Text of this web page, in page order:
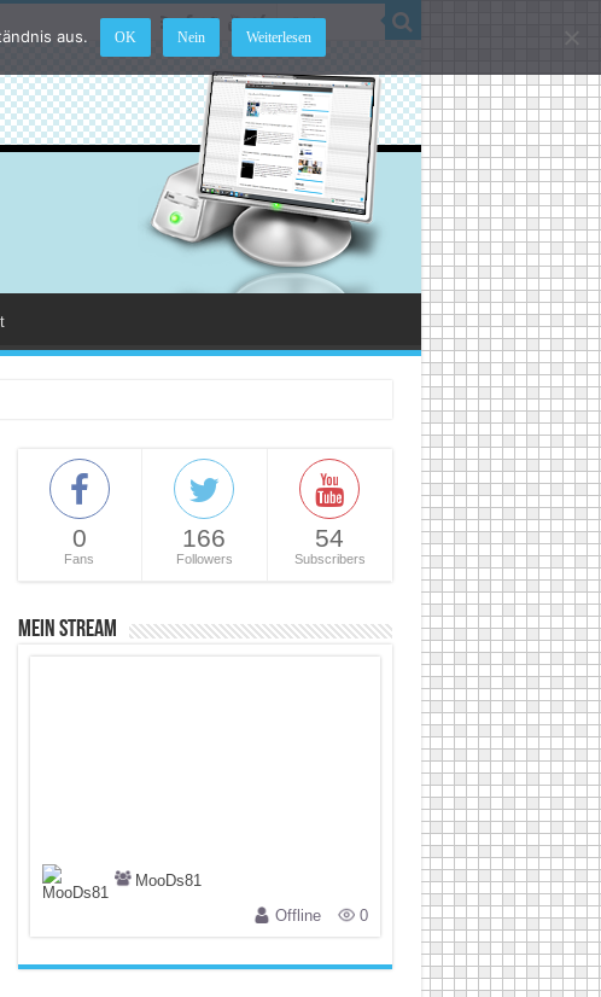
0
Fans
166
Followers
54
Subscribers
Mein Stream
MooDs81
Offline
0
aus. OK Nein Weiterlesen